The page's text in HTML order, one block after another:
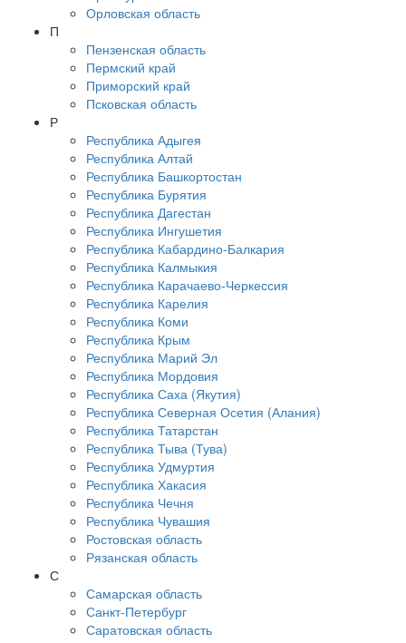
Орловская область
П
Пензенская область
Пермский край
Приморский край
Псковская область
Р
Республика Адыгея
Республика Алтай
Республика Башкортостан
Республика Бурятия
Республика Дагестан
Республика Ингушетия
Республика Кабардино-Балкария
Республика Калмыкия
Республика Карачаево-Черкессия
Республика Карелия
Республика Коми
Республика Крым
Республика Марий Эл
Республика Мордовия
Республика Саха (Якутия)
Республика Северная Осетия (Алания)
Республика Татарстан
Республика Тыва (Тува)
Республика Удмуртия
Республика Хакасия
Республика Чечня
Республика Чувашия
Ростовская область
Рязанская область
С
Самарская область
Санкт-Петербург
Саратовская область